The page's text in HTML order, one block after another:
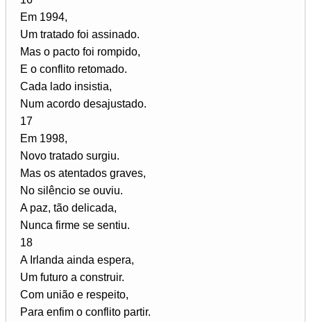
Em 1994,
Um tratado foi assinado.
Mas o pacto foi rompido,
E o conflito retomado.
Cada lado insistia,
Num acordo desajustado.
17
Em 1998,
Novo tratado surgiu.
Mas os atentados graves,
No silêncio se ouviu.
A paz, tão delicada,
Nunca firme se sentiu.
18
A Irlanda ainda espera,
Um futuro a construir.
Com união e respeito,
Para enfim o conflito partir.